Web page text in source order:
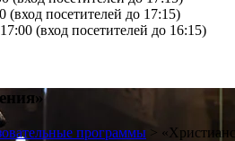
(вход посетителей до 17:15)
(вход посетителей до 16:15)
программы >